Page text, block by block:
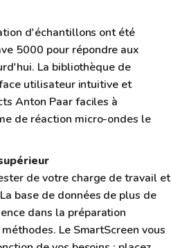
d'échantillons ont été
5000 pour répondre aux
La bibliothèque de
utilisateur intuitive et
Anton Paar faciles à
de réaction micro-ondes le
de votre charge de travail et
base de données de plus de
dans la préparation
Le SmartScreen vous